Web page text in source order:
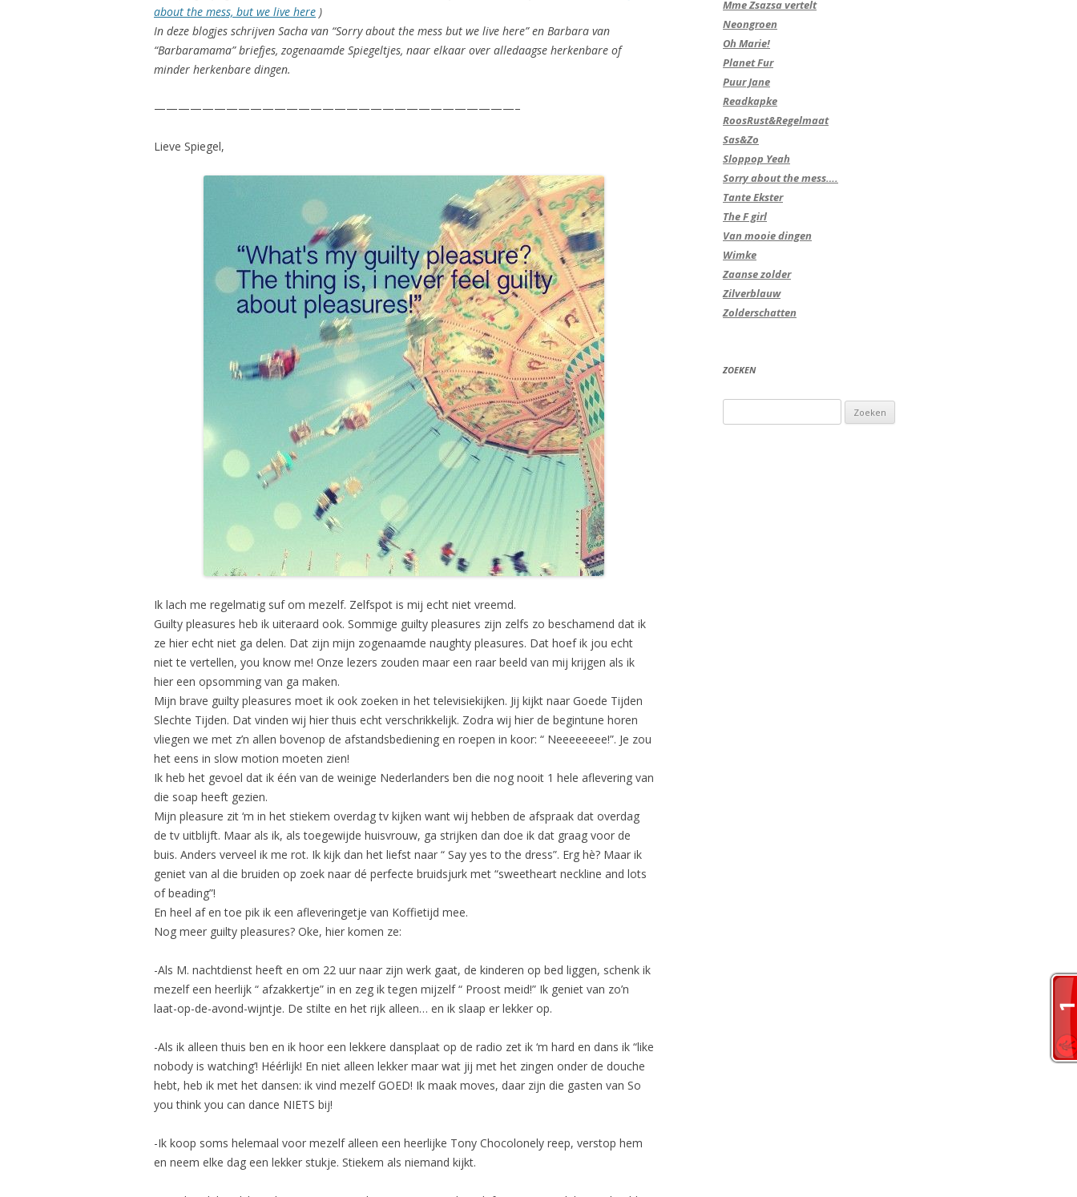
about the mess, but we live here )
In deze blogjes schrijven Sacha van “Sorry about the mess but we live here” en Barbara van
“Barbaramama” briefjes, zogenaamde Spiegeltjes, naar elkaar over alledaagse herkenbare of
minder herkenbare dingen.
——————————————————————————————–
Lieve Spiegel,
Ik lach me regelmatig suf om mezelf. Zelfspot is mij echt niet vreemd.
Guilty pleasures heb ik uiteraard ook. Sommige guilty pleasures zijn zelfs zo beschamend dat ik
ze hier echt niet ga delen. Dat zijn mijn zogenaamde naughty pleasures. Dat hoef ik jou echt
niet te vertellen, you know me! Onze lezers zouden maar een raar beeld van mij krijgen als ik
hier een opsomming van ga maken.
Mijn brave guilty pleasures moet ik ook zoeken in het televisiekijken. Jij kijkt naar Goede Tijden
Slechte Tijden. Dat vinden wij hier thuis echt verschrikkelijk. Zodra wij hier de begintune horen
vliegen we met z’n allen bovenop de afstandsbediening en roepen in koor: “ Neeeeeeee!”. Je zou
het eens in slow motion moeten zien!
Ik heb het gevoel dat ik één van de weinige Nederlanders ben die nog nooit 1 hele aflevering van
die soap heeft gezien.
Mijn pleasure zit ‘m in het stiekem overdag tv kijken want wij hebben de afspraak dat overdag
de tv uitblijft. Maar als ik, als toegewijde huisvrouw, ga strijken dan doe ik dat graag voor de
buis. Anders verveel ik me rot. Ik kijk dan het liefst naar “ Say yes to the dress”. Erg hè? Maar ik
geniet van al die bruiden op zoek naar dé perfecte bruidsjurk met “sweetheart neckline and lots
of beading”!
En heel af en toe pik ik een afleveringetje van Koffietijd mee.
Nog meer guilty pleasures? Oke, hier komen ze:
-Als M. nachtdienst heeft en om 22 uur naar zijn werk gaat, de kinderen op bed liggen, schenk ik
mezelf een heerlijk “ afzakkertje” in en zeg ik tegen mijzelf “ Proost meid!” Ik geniet van zo’n
laat-op-de-avond-wijntje. De stilte en het rijk alleen… en ik slaap er lekker op.
-Als ik alleen thuis ben en ik hoor een lekkere dansplaat op de radio zet ik ‘m hard en dans ik “like
nobody is watching’! Héérlijk! En niet alleen lekker maar wat jij met het zingen onder de douche
hebt, heb ik met het dansen: ik vind mezelf GOED! Ik maak moves, daar zijn die gasten van So
you think you can dance NIETS bij!
-Ik koop soms helemaal voor mezelf alleen een heerlijke Tony Chocolonely reep, verstop hem
en neem elke dag een lekker stukje. Stiekem als niemand kijkt.
Mme Zsazsa vertelt
Neongroen
Oh Marie!
Planet Fur
Puur Jane
Readkapke
RoosRust&Regelmaat
Sas&Zo
Sloppop Yeah
Sorry about the mess….
Tante Ekster
The F girl
Van mooie dingen
Wimke
Zaanse zolder
Zilverblauw
Zolderschatten
ZOEKEN
naar: